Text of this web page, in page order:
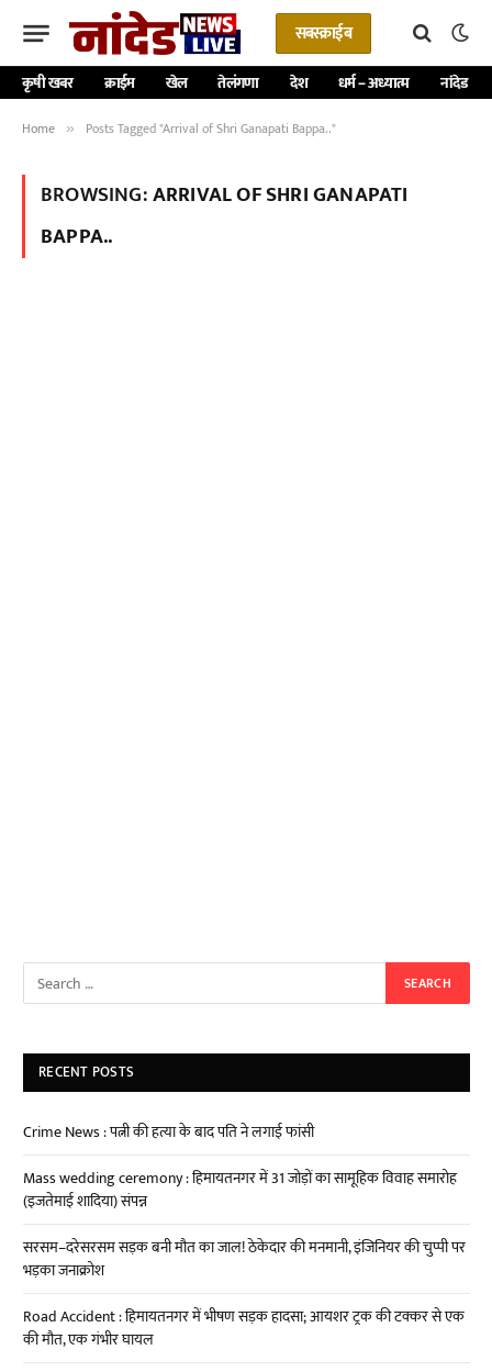
सबस्क्राईब
कृषी खबर क्राईम खेल तेलंगणा देश धर्म – अध्यात्म नांदेड
Home » Posts Tagged "Arrival of Shri Ganapati Bappa.."
BROWSING:ARRIVAL OF SHRI GANAPATI
BAPPA..
RECENT POSTS
Crime News : पत्नी की हत्या के बाद पति ने लगाई फांसी
Mass wedding ceremony : हिमायतनगर में 31 जोड़ों का सामूहिक विवाह समारोह
(इजतेमाई शादिया) संपन्न
सरसम–दरेसरसम सड़क बनी मौत का जाल! ठेकेदार की मनमानी, इंजिनियर की चुप्पी पर
भड़का जनाक्रोश
Road Accident : हिमायतनगर में भीषण सड़क हादसा; आयशर ट्रक की टक्कर से एक
की मौत, एक गंभीर घायल